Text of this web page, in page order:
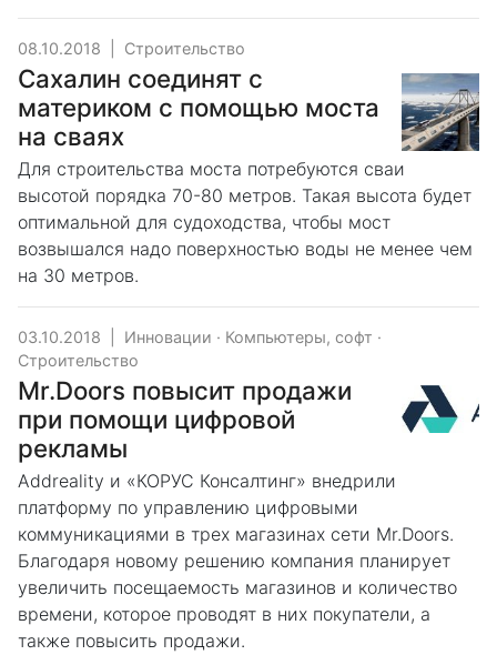
08.10.2018 Строительство
Сахалин соединят с
материком с помощью моста
на сваях
Для строительства моста потребуются сваи
высотой порядка 70-80 метров. Такая высота будет
оптимальной для судоходства, чтобы мост
возвышался надо поверхностью воды не менее чем
на 30 метров.
03.10.2018 Инновации · Компьютеры, софт ·
Строительство
Mr.Doors повысит продажи
при помощи цифровой
рекламы
Addreality и «КОРУС Консалтинг» внедрили
платформу по управлению цифровыми
коммуникациями в трех магазинах сети Mr.Doors.
Благодаря новому решению компания планирует
увеличить посещаемость магазинов и количество
времени, которое проводят в них покупатели, а
также повысить продажи.